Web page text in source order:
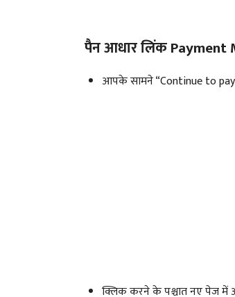
पैन आधार लिंक Payment
आपके सामने “Continue to
क्लिक करने के पश्चात नए पेज में